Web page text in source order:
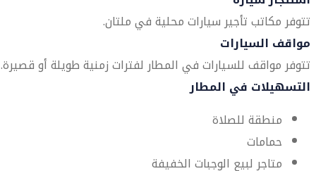
تتوفر مكاتب تأجير سيارات محلية في ملتان.
مواقف السيارات
تتوفر مواقف للسيارات في المطار لفترات زمنية طويلة أو قصيرة.
التسهيلات في المطار
منطقة للصلاة
حمامات
متاجر لبيع الوجبات الخفيفة